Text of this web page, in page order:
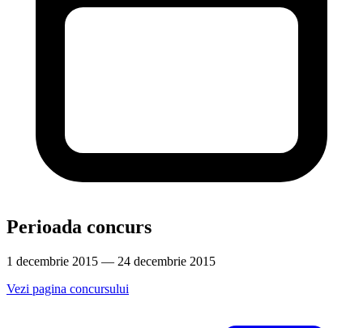
Perioada concurs
1 decembrie 2015 — 24 decembrie 2015
Vezi pagina concursului